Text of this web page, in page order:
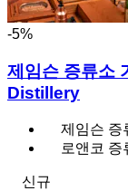
-5%
제임슨 증류소
Distillery
제임슨 증
로앤코 증
신규